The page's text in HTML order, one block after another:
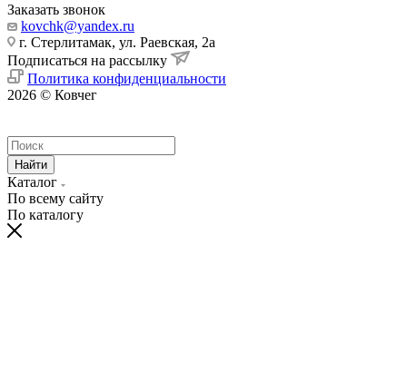
Заказать звонок
kovchk@yandex.ru
г. Стерлитамак, ул. Раевская, 2а
Подписаться на рассылку
Политика конфиденциальности
2026 © Ковчег
Найти
Каталог
По всему сайту
По каталогу